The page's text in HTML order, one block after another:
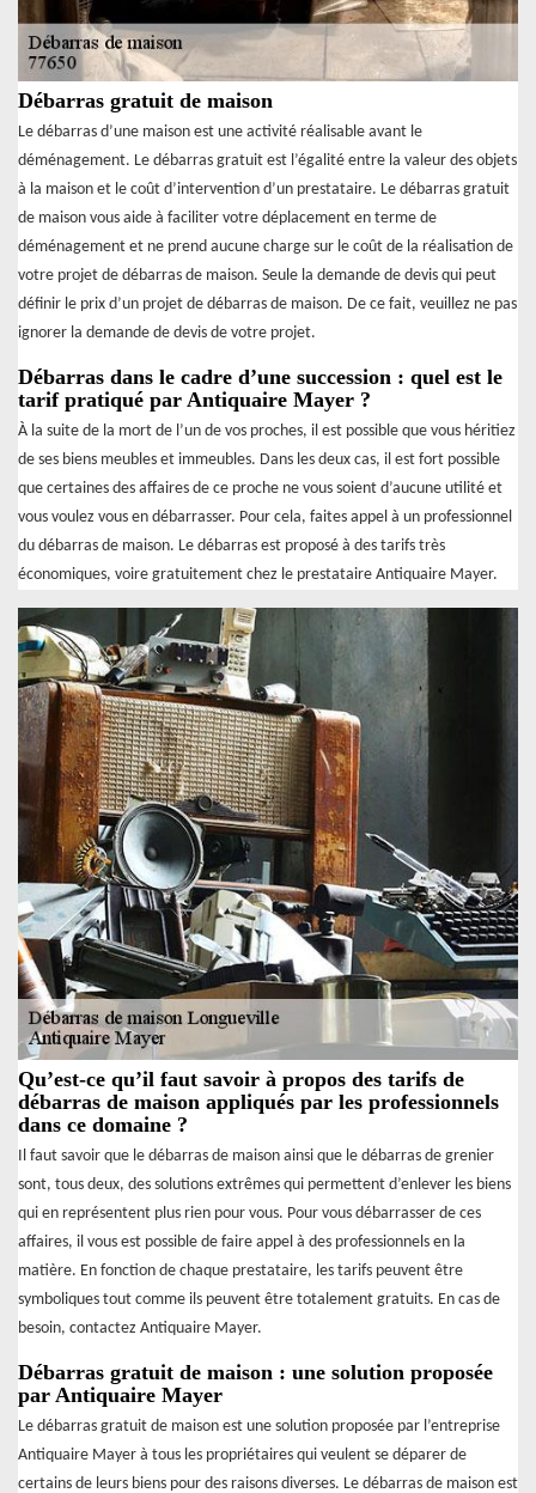
Débarras gratuit de maison
Le débarras d’une maison est une activité réalisable avant le
déménagement. Le débarras gratuit est l’égalité entre la valeur des objets
à la maison et le coût d’intervention d’un prestataire. Le débarras gratuit
de maison vous aide à faciliter votre déplacement en terme de
déménagement et ne prend aucune charge sur le coût de la réalisation de
votre projet de débarras de maison. Seule la demande de devis qui peut
définir le prix d’un projet de débarras de maison. De ce fait, veuillez ne pas
ignorer la demande de devis de votre projet.
Débarras dans le cadre d’une succession : quel est le
tarif pratiqué par Antiquaire Mayer ?
À la suite de la mort de l’un de vos proches, il est possible que vous héritiez
de ses biens meubles et immeubles. Dans les deux cas, il est fort possible
que certaines des affaires de ce proche ne vous soient d’aucune utilité et
vous voulez vous en débarrasser. Pour cela, faites appel à un professionnel
du débarras de maison. Le débarras est proposé à des tarifs très
économiques, voire gratuitement chez le prestataire Antiquaire Mayer.
Qu’est-ce qu’il faut savoir à propos des tarifs de
débarras de maison appliqués par les professionnels
dans ce domaine ?
Il faut savoir que le débarras de maison ainsi que le débarras de grenier
sont, tous deux, des solutions extrêmes qui permettent d’enlever les biens
qui en représentent plus rien pour vous. Pour vous débarrasser de ces
affaires, il vous est possible de faire appel à des professionnels en la
matière. En fonction de chaque prestataire, les tarifs peuvent être
symboliques tout comme ils peuvent être totalement gratuits. En cas de
besoin, contactez Antiquaire Mayer.
Débarras gratuit de maison : une solution proposée
par Antiquaire Mayer
Le débarras gratuit de maison est une solution proposée par l’entreprise
Antiquaire Mayer à tous les propriétaires qui veulent se déparer de
certains de leurs biens pour des raisons diverses. Le débarras de maison est